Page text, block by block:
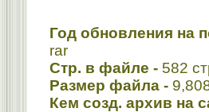
Год обновления на
rar
Стр. в файле - 582
Размер файла -
Кем созд. архив на